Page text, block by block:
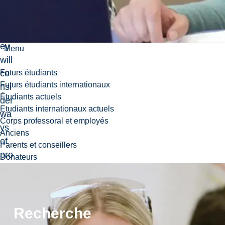
Menu
Futurs étudiants
Futurs étudiants internationaux
Étudiants actuels
Etudiants internationaux actuels
Corps professoral et employés
Anciens
Parents et conseillers
Donateurs
Recherche
ey
will
co
nsi
der
wa
ys
of
pro